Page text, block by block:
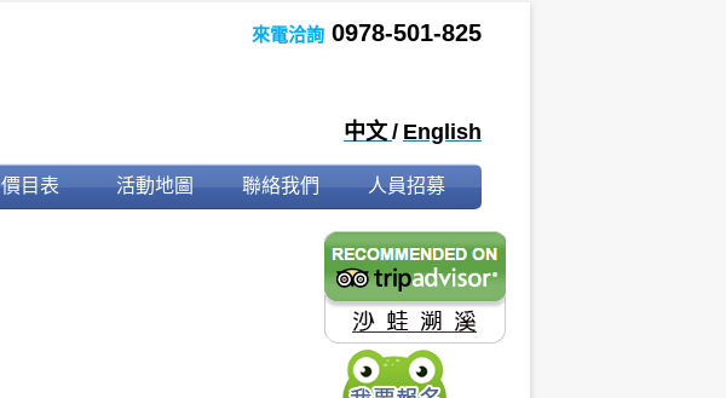
來電洽詢 0978-501-825
中文 / English
價目表 活動地圖 聯絡我們 人員招募